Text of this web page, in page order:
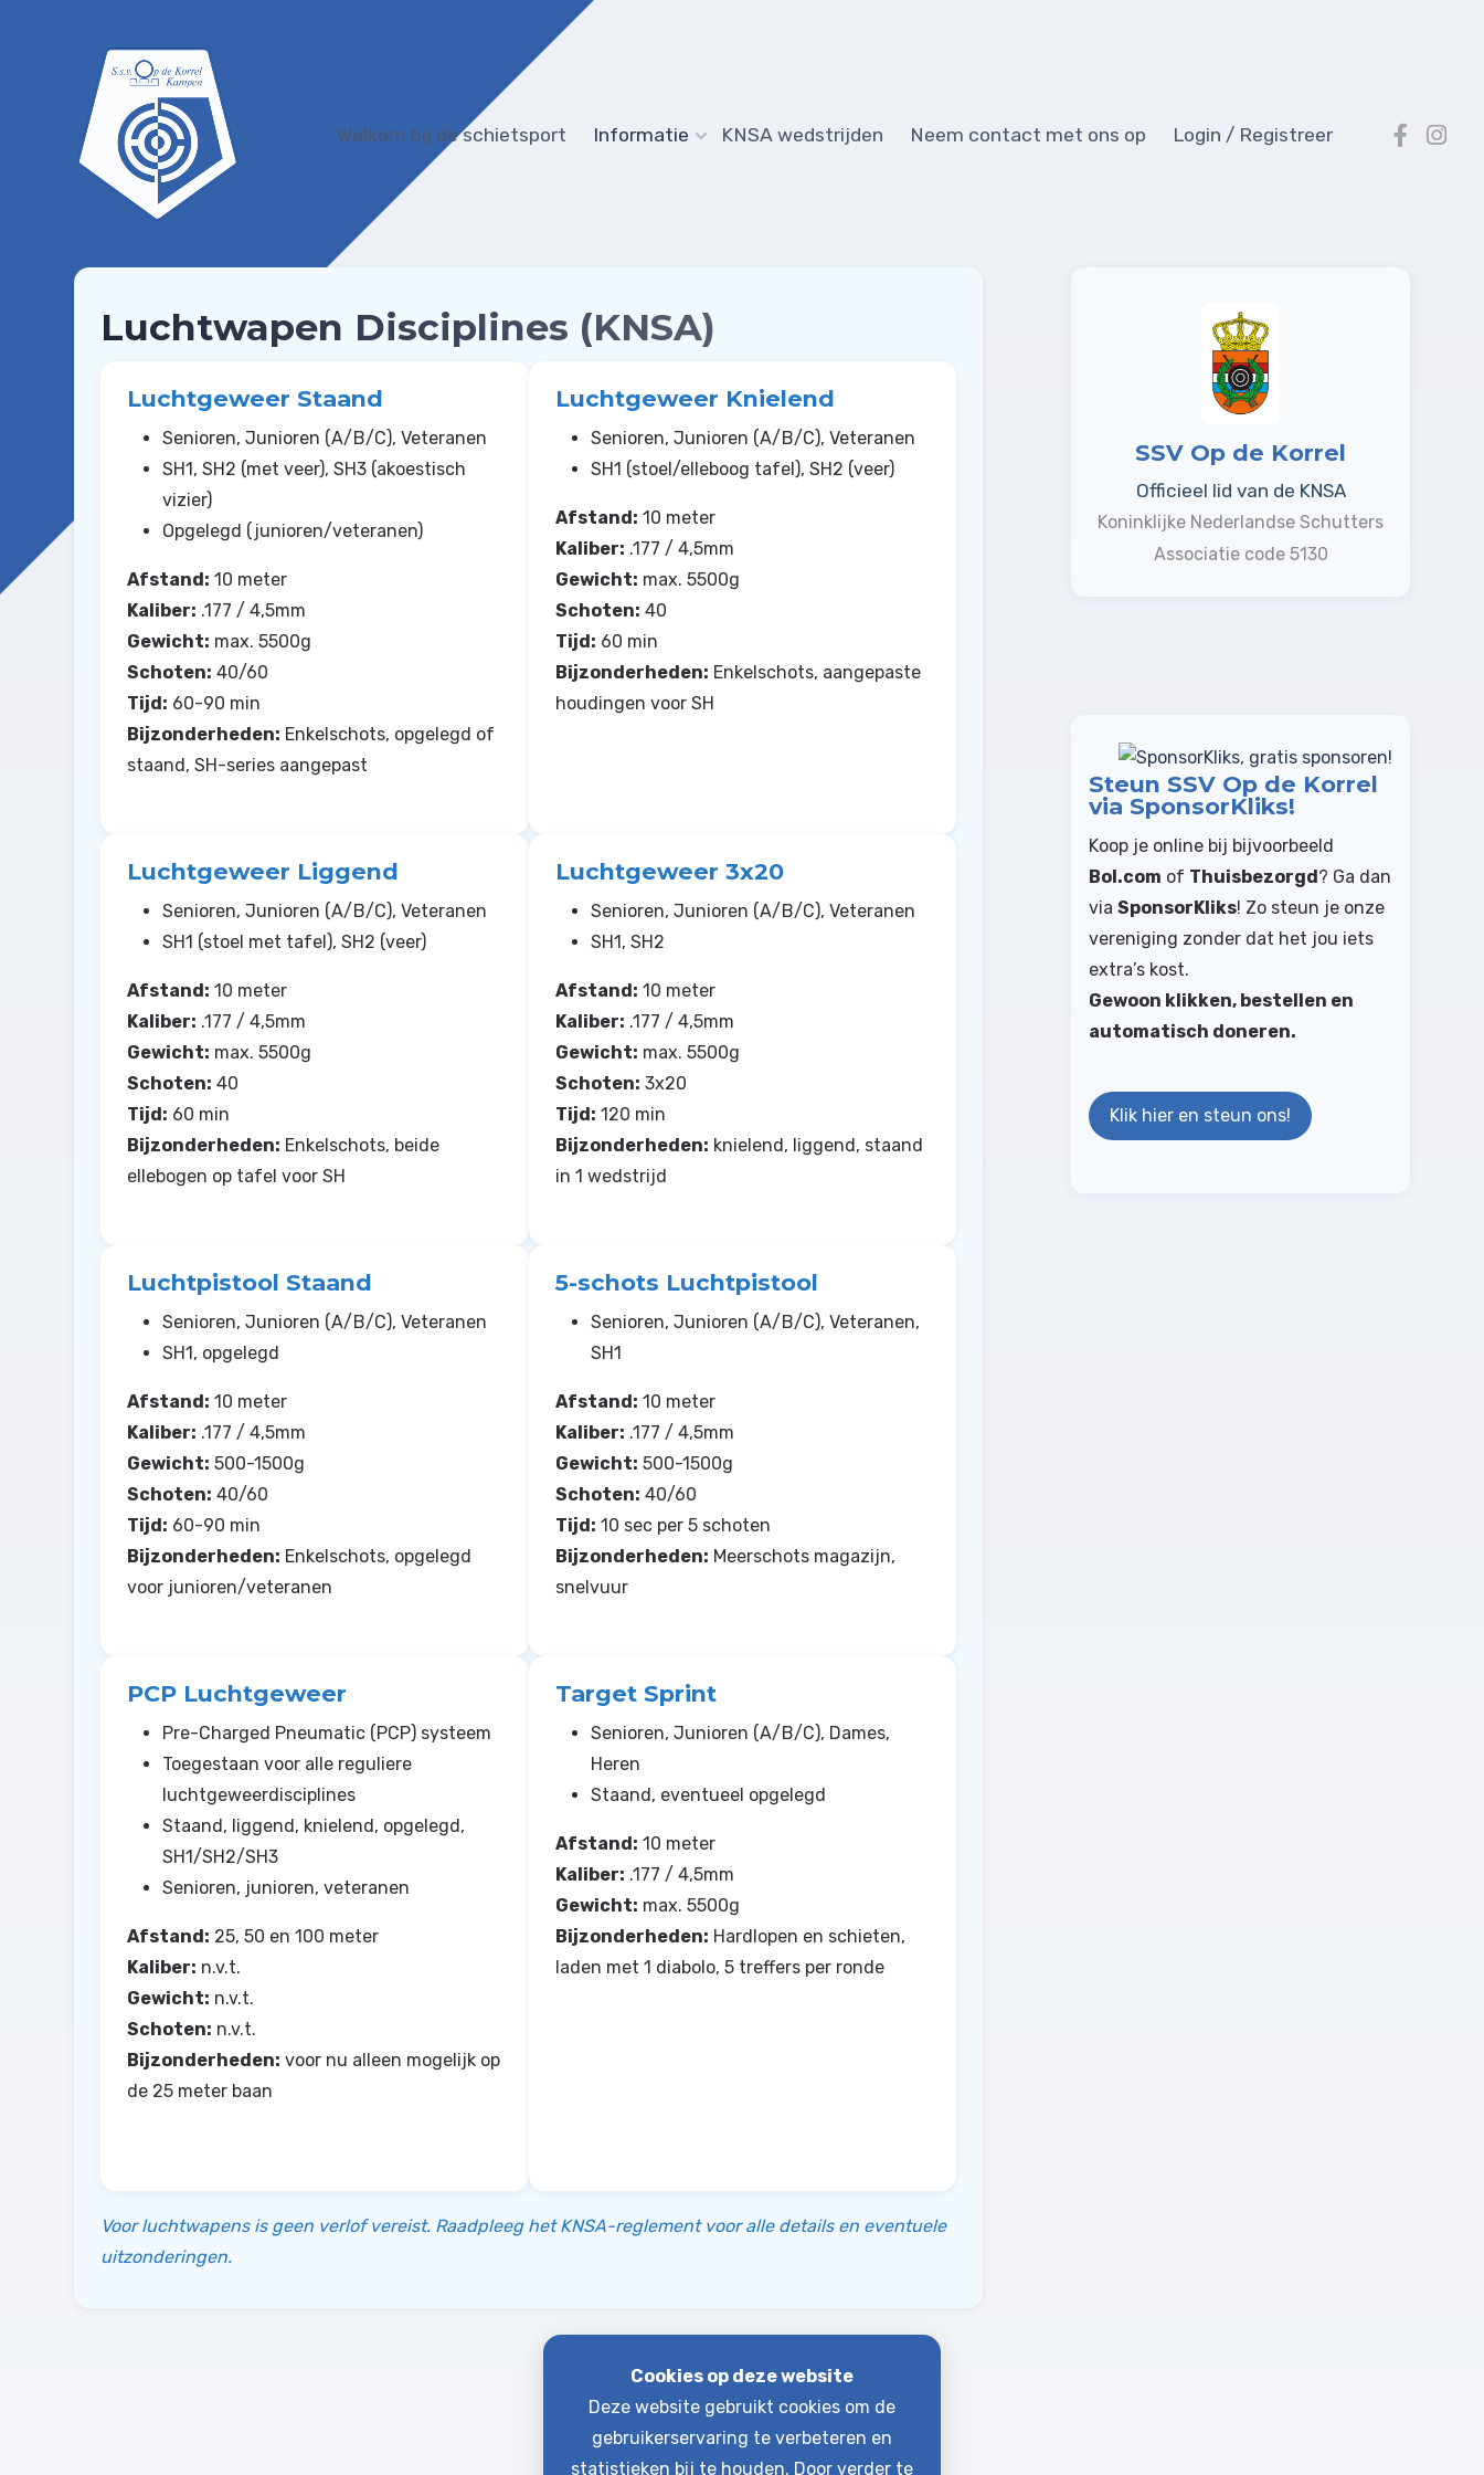
Welkom bij de schietsport Informatie KNSA wedstrijden Neem contact met ons op Login / Registreer
SSV Op de Korrel
Officieel lid van de KNSA
Koninklijke Nederlandse Schutters
Associatie code 5130
Steun SSV Op de Korrel
via SponsorKliks!
Koop je online bij bijvoorbeeld
Bol.com of Thuisbezorgd ? Ga dan
via SponsorKliks! Zo steun je onze
vereniging zonder dat het jou iets
extra’s kost.
Gewoon klikken, bestellen en
automatisch doneren.
Klik hier en steun ons!
Luchtwapen Disciplines (KNSA)
Luchtgeweer Staand
Senioren, Junioren (A/B/C), Veteranen
SH1, SH2 (met veer), SH3 (akoestisch
vizier)
Opgelegd (junioren/veteranen)
Afstand: 10 meter
Kaliber: .177 / 4,5mm
Gewicht: max. 5500g
Schoten: 40/60
Tijd: 60-90 min
Bijzonderheden: Enkelschots, opgelegd of
staand, SH-series aangepast
Luchtgeweer Knielend
Senioren, Junioren (A/B/C), Veteranen
SH1 (stoel/elleboog tafel), SH2 (veer)
Afstand: 10 meter
Kaliber: .177 / 4,5mm
Gewicht: max. 5500g
Schoten: 40
Tijd: 60 min
Bijzonderheden: Enkelschots, aangepaste
houdingen voor SH
Luchtgeweer Liggend
Senioren, Junioren (A/B/C), Veteranen
SH1 (stoel met tafel), SH2 (veer)
Afstand: 10 meter
Kaliber: .177 / 4,5mm
Gewicht: max. 5500g
Schoten: 40
Tijd: 60 min
Bijzonderheden: Enkelschots, beide
ellebogen op tafel voor SH
Luchtgeweer 3x20
Senioren, Junioren (A/B/C), Veteranen
SH1, SH2
Afstand: 10 meter
Kaliber: .177 / 4,5mm
Gewicht: max. 5500g
Schoten: 3x20
Tijd: 120 min
Bijzonderheden: knielend, liggend, staand
in 1 wedstrijd
Luchtpistool Staand
Senioren, Junioren (A/B/C), Veteranen
SH1, opgelegd
Afstand: 10 meter
Kaliber: .177 / 4,5mm
Gewicht: 500-1500g
Schoten: 40/60
Tijd: 60-90 min
Bijzonderheden: Enkelschots, opgelegd
voor junioren/veteranen
5-schots Luchtpistool
Senioren, Junioren (A/B/C), Veteranen,
SH1
Afstand: 10 meter
Kaliber: .177 / 4,5mm
Gewicht: 500-1500g
Schoten: 40/60
Tijd: 10 sec per 5 schoten
Bijzonderheden: Meerschots magazijn,
snelvuur
PCP Luchtgeweer
Pre-Charged Pneumatic (PCP) systeem
Toegestaan voor alle reguliere
luchtgeweerdisciplines
Staand, liggend, knielend, opgelegd,
SH1/SH2/SH3
Senioren, junioren, veteranen
Afstand: 25, 50 en 100 meter
Kaliber: n.v.t.
Gewicht: n.v.t.
Schoten: n.v.t.
Bijzonderheden: voor nu alleen mogelijk op
de 25 meter baan
Target Sprint
Senioren, Junioren (A/B/C), Dames,
Heren
Staand, eventueel opgelegd
Afstand: 10 meter
Kaliber: .177 / 4,5mm
Gewicht: max. 5500g
Bijzonderheden: Hardlopen en schieten,
laden met 1 diabolo, 5 treffers per ronde
Voor luchtwapens is geen verlof vereist. Raadpleeg het KNSA-reglement voor alle details en eventuele
uitzonderingen.
Cookies op deze website
Deze website gebruikt cookies om de
gebruikerservaring te verbeteren en
statistieken bij te houden. Door verder te
Word lid van SSV Op de Korrel
Luchtwapen Disciplines (KNSA)
Vuurwapen Disciplines (KNSA)
Privacyverklaring